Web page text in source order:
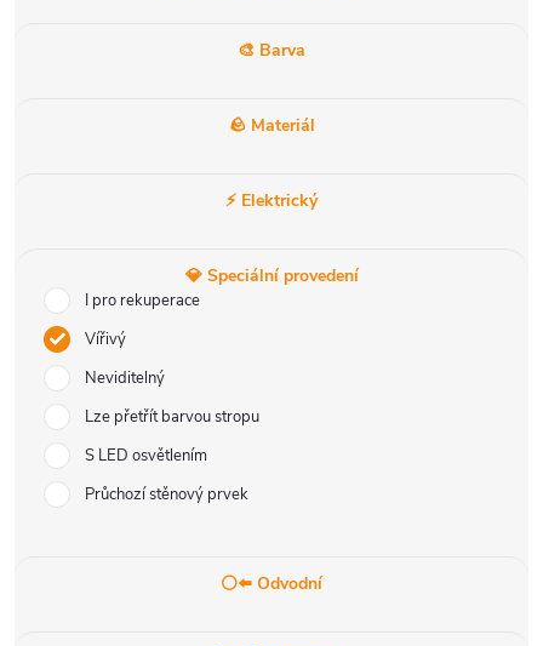
🎨 Barva
🪨 Materiál
⚡ Elektrický
💎 Speciální provedení
I pro rekuperace
Vířivý
Neviditelný
Lze přetřít barvou stropu
S LED osvětlením
Průchozí stěnový prvek
⚪⬅️ Odvodní